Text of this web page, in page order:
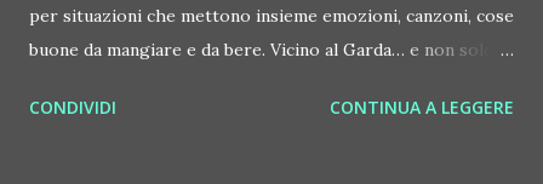
porta avanti la sua visione musicale che fonde dance
internazionale, a...
per situazioni che mettono insieme emozioni, canzoni, cose
buone da mangiare e da bere. Vicino al Garda… e non solo. Il
Calmasino (VR, Via Veronello 7), al fresco. Si ascolta anche la
CONDIVIDI CONTINUA A LEGGERE